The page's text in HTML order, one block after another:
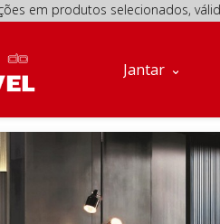
selecionados, válido
Jantar